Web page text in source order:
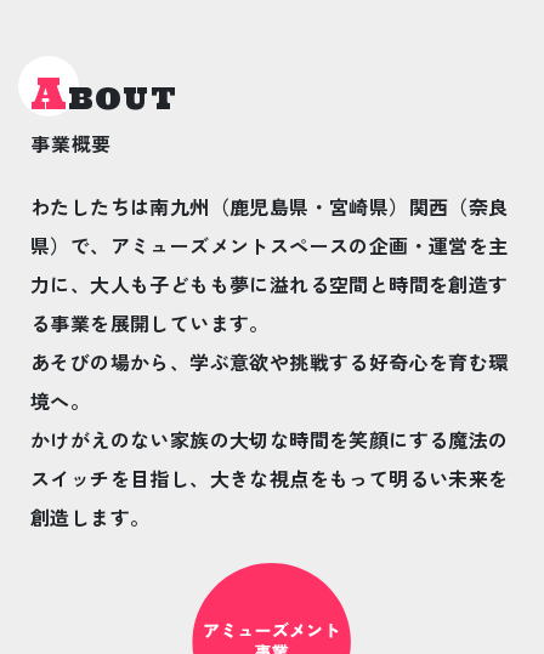
ABOUT
事業概要
わたしたちは南九州（鹿児島県・宮崎県）関西（奈良
県）で、 アミューズメントスペースの企画・運営を主
力に、 大人も子どもも夢に溢れる空間と時間を創造す
る事業を展開しています。
あそびの場から、 学ぶ意欲や挑戦する好奇心を育む環
境へ。
かけがえのない家族の大切な時間を笑顔にする魔法の
スイッチを目指し、 大きな視点をもって明るい未来を
創造します。